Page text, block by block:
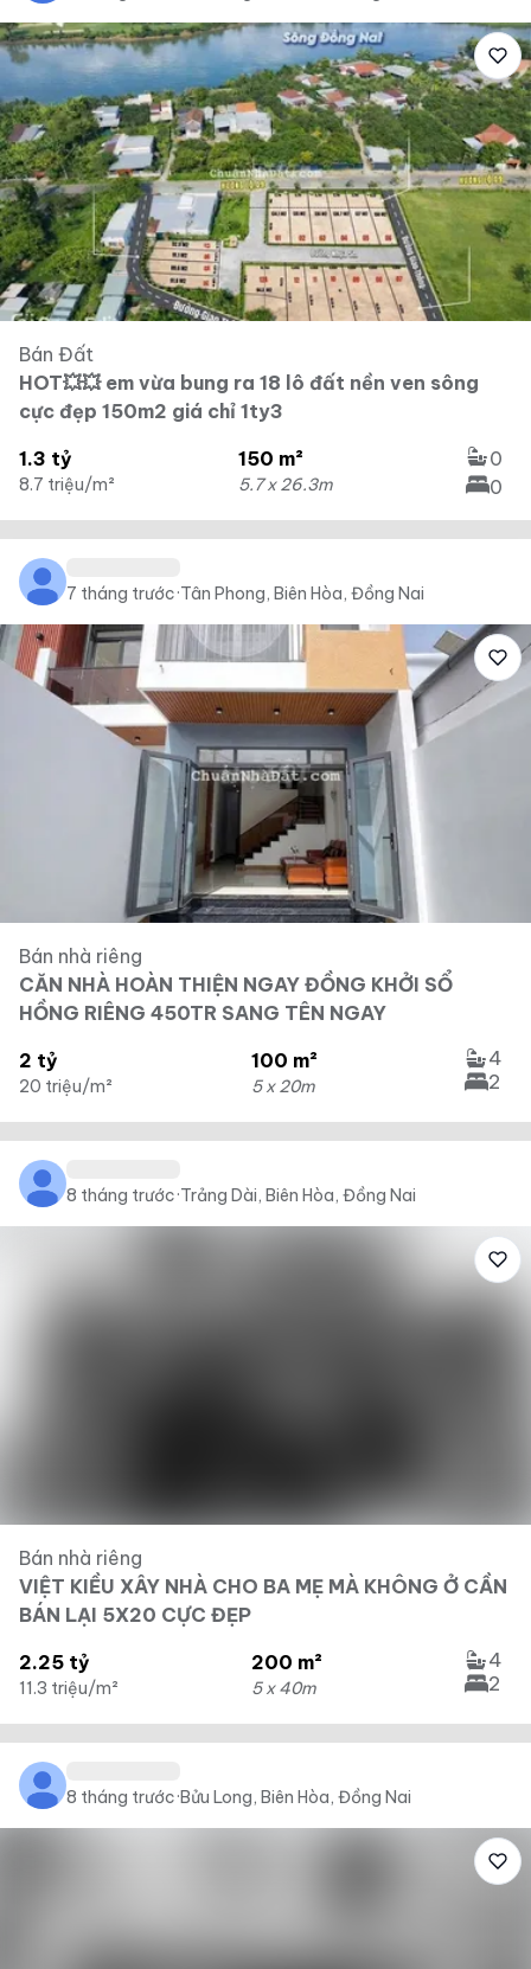
Bán Đất
HOT💥💥 em vừa bung ra 18 lô đất nền ven sông
cực đẹp 150m2 giá chỉ 1ty3
1.3 tỷ
8.7 triệu/m²
150 m²
5.7 x 26.3m
0
0
7 tháng trước·Tân Phong, Biên Hòa, Đồng Nai
Bán nhà riêng
CĂN NHÀ HOÀN THIỆN NGAY ĐỒNG KHỞI SỔ
HỒNG RIÊNG 450TR SANG TÊN NGAY
2 tỷ
20 triệu/m²
100 m²
5 x 20m
4
2
8 tháng trước·Trảng Dài, Biên Hòa, Đồng Nai
Bán nhà riêng
VIỆT KIỀU XÂY NHÀ CHO BA MẸ MÀ KHÔNG Ở CẦN
BÁN LẠI 5X20 CỰC ĐẸP
2.25 tỷ
11.3 triệu/m²
200 m²
5 x 40m
4
2
8 tháng trước·Bửu Long, Biên Hòa, Đồng Nai